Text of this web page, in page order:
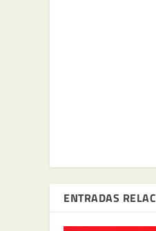
ENTRADAS